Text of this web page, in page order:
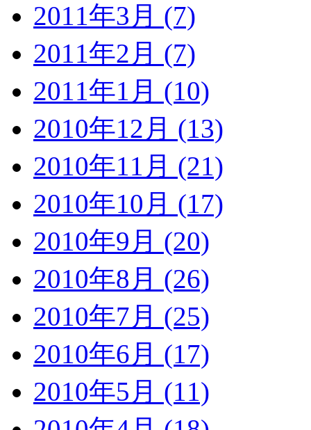
2011年3月 (7)
2011年2月 (7)
2011年1月 (10)
2010年12月 (13)
2010年11月 (21)
2010年10月 (17)
2010年9月 (20)
2010年8月 (26)
2010年7月 (25)
2010年6月 (17)
2010年5月 (11)